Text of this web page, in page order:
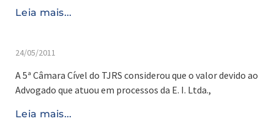
Leia mais...
24/05/2011
A 5ª Câmara Cível do TJRS considerou que o valor devido ao
Advogado que atuou em processos da E. I. Ltda.,
Leia mais...